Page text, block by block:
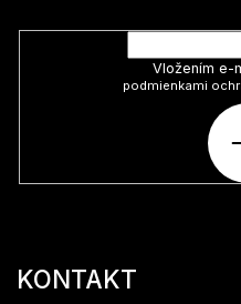
Vložením e-
podmienkami
KONTAKT